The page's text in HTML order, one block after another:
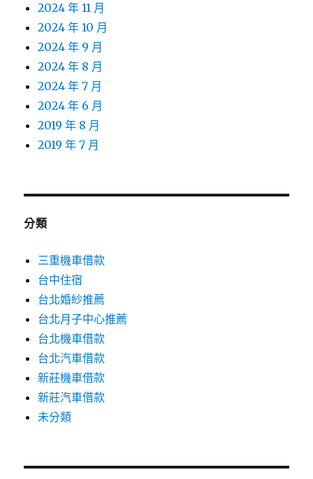
2024 年 11 月
2024 年 10 月
2024 年 9 月
2024 年 8 月
2024 年 7 月
2024 年 6 月
2019 年 8 月
2019 年 7 月
分類
三重機車借款
台中住宿
台北婚紗推薦
台北月子中心推薦
台北機車借款
台北汽車借款
新莊機車借款
新莊汽車借款
未分類